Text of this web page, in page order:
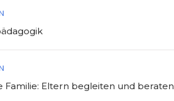
Eltern begleiten und beraten